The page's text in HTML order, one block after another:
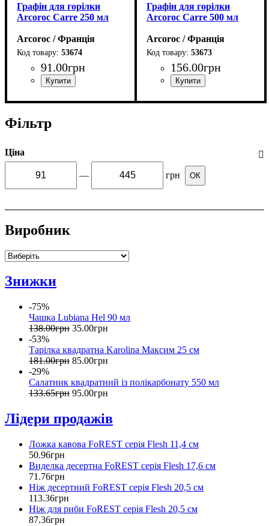
Графін для горілки
Arcoroc Carre 250 мл
Arcoroc / Франція
53674
91.00грн
Графін для горілки
Arcoroc Carre 500 мл
Arcoroc / Франція
53673
156.00грн
Фільтр
Ціна
— грн ОК
Виробник
Знижки
-75%
Чашка Lubiana Hel 90 мл
138.00грн 35.00грн
-53%
Тарілка квадратна Karolina Максим 25 см
181.00грн 85.00грн
-29%
Салатник квадратний із полікарбонату 550 мл
133.65грн 95.00грн
Лідери продажів
Ложка кавова FoREST серія Flesh 11,4 см
50.96грн
Виделка десертна FoREST серія Flesh 17,6 см
71 .76грн
Ніж десертний FoREST серія Flesh 20,5 см
113.36грн
Ніж для риби FoREST серія Flesh 20,5 см
87.36грн